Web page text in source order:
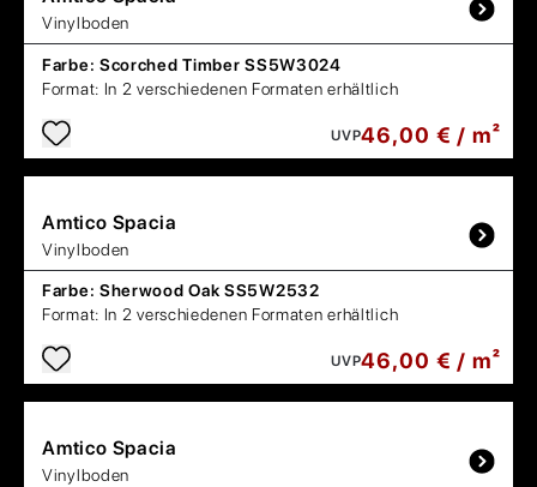
Vinylboden
Farbe: Scorched Timber SS5W3024
Format: In 2 verschiedenen Formaten erhältlich
UVP46,00 € / m²
Amtico Spacia
Vinylboden
Farbe: Sherwood Oak SS5W2532
Format: In 2 verschiedenen Formaten erhältlich
UVP46,00 € / m²
Amtico Spacia
Vinylboden